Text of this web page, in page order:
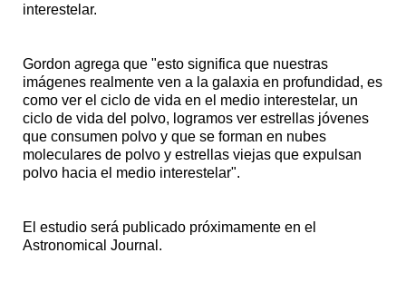
interestelar.
Gordon agrega que "esto significa que nuestras
imágenes realmente ven a la galaxia en profundidad, es
como ver el ciclo de vida en el medio interestelar, un
ciclo de vida del polvo, logramos ver estrellas jóvenes
que consumen polvo y que se forman en nubes
moleculares de polvo y estrellas viejas que expulsan
polvo hacia el medio interestelar".
El estudio será publicado próximamente en el
Astronomical Journal.